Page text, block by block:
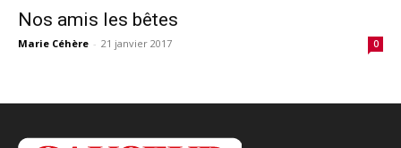
Nos amis les bêtes
Marie Céhère - 21 janvier 2017 0